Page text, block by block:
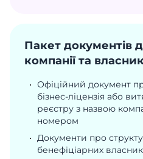
Пакет документів
компанії та
Офіційний документ
бізнес-ліцензія або
реєстру з назвою
номером
Документи про
бенефіціарних